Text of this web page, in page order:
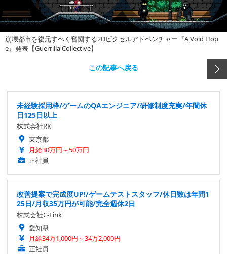
崩壊都市を復元すべく奮闘する2Dピクセルアドベンチャー『A Void Hop
e』発表【Guerrilla Collective】
この記事へ戻る
未経験採用枠/ゲームのQAエンジニア/研修制度充実/年間休
日125日以上
株式会社RK
東京都
月給30万円～50万円
正社員
改善提案で完成度UP!/ゲームテストスタッフ/休日数は年間1
25日/月収35万円が可能/完全週休2日
株式会社C-Link
愛知県
月給34万1,000円～34万2,000円
正社員